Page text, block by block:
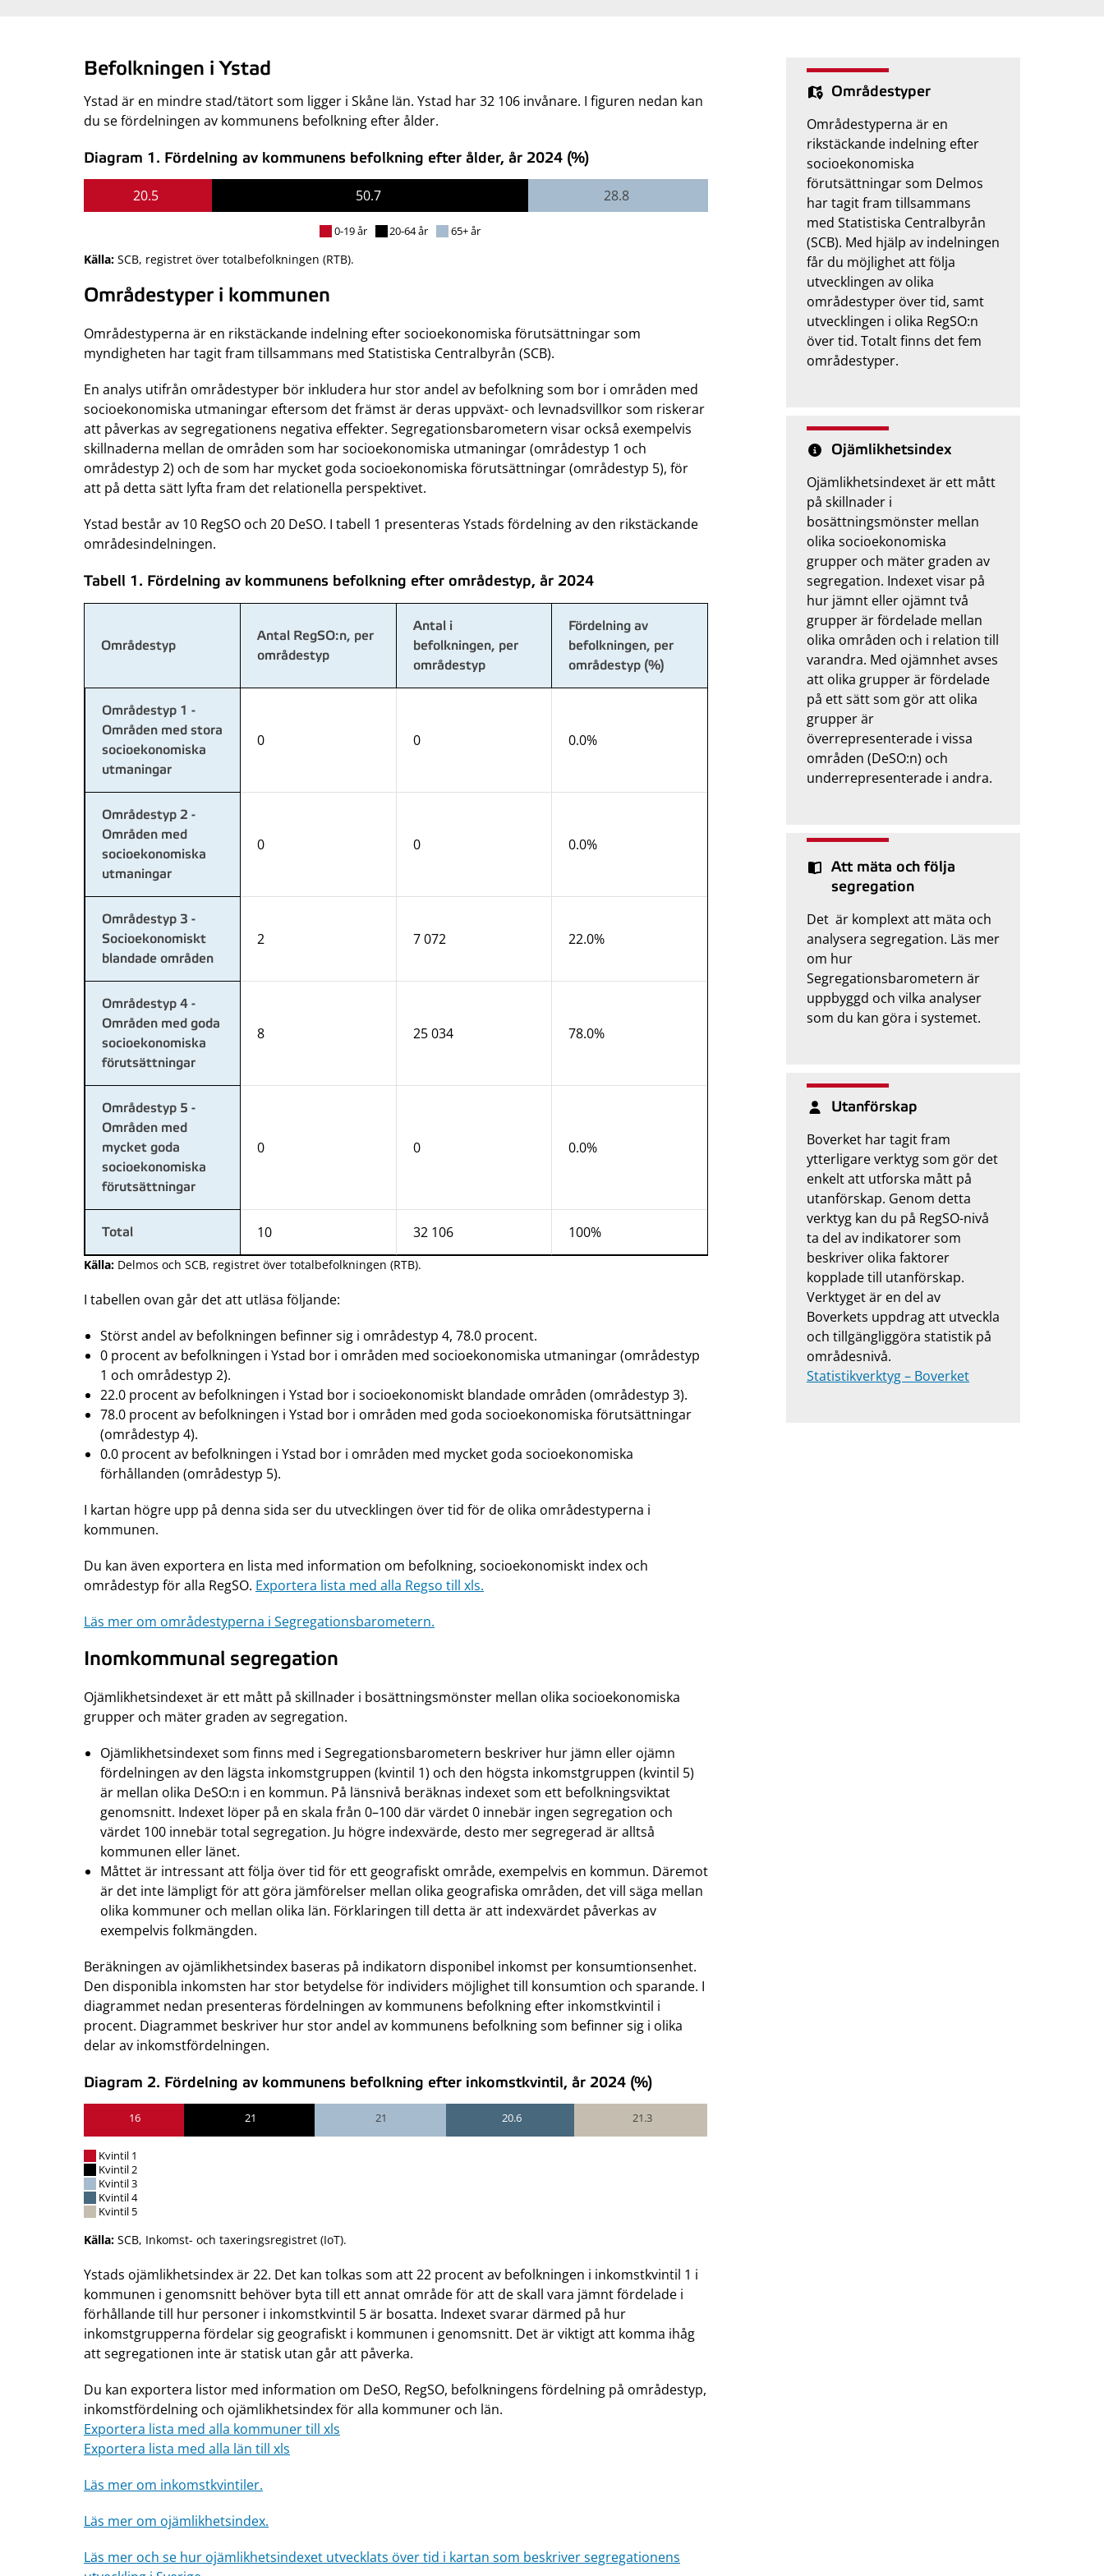
Befolkningen i Ystad
Ystad är en mindre stad/tätort som ligger i Skåne län. Ystad har 32 106 invånare. I figuren nedan kan
du se fördelningen av kommunens befolkning efter ålder.
Diagram 1. Fördelning av kommunens befolkning efter ålder, år 2024 (%)
20.5 50.7 28.8
0-19 år 20-64 år 65+ år
Källa: SCB, registret över totalbefolkningen (RTB).
Områdestyper i kommunen
Områdestyperna är en rikstäckande indelning efter socioekonomiska förutsättningar som
myndigheten har tagit fram tillsammans med Statistiska Centralbyrån (SCB).
En analys utifrån områdestyper bör inkludera hur stor andel av befolkning som bor i områden med
socioekonomiska utmaningar eftersom det främst är deras uppväxt- och levnadsvillkor som riskerar
att påverkas av segregationens negativa effekter. Segregationsbarometern visar också exempelvis
skillnaderna mellan de områden som har socioekonomiska utmaningar (områdestyp 1 och
områdestyp 2) och de som har mycket goda socioekonomiska förutsättningar (områdestyp 5), för
att på detta sätt lyfta fram det relationella perspektivet.
Ystad består av 10 RegSO och 20 DeSO. I tabell 1 presenteras Ystads fördelning av den rikstäckande
områdesindelningen.
Tabell 1. Fördelning av kommunens befolkning efter områdestyp, år 2024
Områdestyp
Antal RegSO:n, per
områdestyp
Antal i
befolkningen, per
områdestyp
Fördelning av
befolkningen, per
områdestyp (%)
Områdestyp 1 -
Områden med stora
socioekonomiska
utmaningar
0 0 0.0%
Områdestyp 2 -
Områden med
socioekonomiska
utmaningar
0 0 0.0%
Områdestyp 3 -
Socioekonomiskt
blandade områden
2 7 072 22.0%
Områdestyp 4 -
Områden med goda
socioekonomiska
förutsättningar
8 25 034 78.0%
Områdestyp 5 -
Områden med
mycket goda
socioekonomiska
förutsättningar
0 0 0.0%
Total 10 32 106 100%
Källa: Delmos och SCB, registret över totalbefolkningen (RTB).
I tabellen ovan går det att utläsa följande:
Störst andel av befolkningen befinner sig i områdestyp 4, 78.0 procent.
0 procent av befolkningen i Ystad bor i områden med socioekonomiska utmaningar (områdestyp
1 och områdestyp 2).
22.0 procent av befolkningen i Ystad bor i socioekonomiskt blandade områden (områdestyp 3).
78.0 procent av befolkningen i Ystad bor i områden med goda socioekonomiska förutsättningar
(områdestyp 4).
0.0 procent av befolkningen i Ystad bor i områden med mycket goda socioekonomiska
förhållanden (områdestyp 5).
I kartan högre upp på denna sida ser du utvecklingen över tid för de olika områdestyperna i
kommunen.
Du kan även exportera en lista med information om befolkning, socioekonomiskt index och
områdestyp för alla RegSO. Exportera lista med alla Regso till xls.
Läs mer om områdestyperna i Segregationsbarometern.
Inomkommunal segregation
Ojämlikhetsindexet är ett mått på skillnader i bosättningsmönster mellan olika socioekonomiska
grupper och mäter graden av segregation.
Ojämlikhetsindexet som finns med i Segregationsbarometern beskriver hur jämn eller ojämn
fördelningen av den lägsta inkomstgruppen (kvintil 1) och den högsta inkomstgruppen (kvintil 5)
är mellan olika DeSO:n i en kommun. På länsnivå beräknas indexet som ett befolkningsviktat
genomsnitt. Indexet löper på en skala från 0–100 där värdet 0 innebär ingen segregation och
värdet 100 innebär total segregation. Ju högre indexvärde, desto mer segregerad är alltså
kommunen eller länet.
Måttet är intressant att följa över tid för ett geografiskt område, exempelvis en kommun. Däremot
är det inte lämpligt för att göra jämförelser mellan olika geografiska områden, det vill säga mellan
olika kommuner och mellan olika län. Förklaringen till detta är att indexvärdet påverkas av
exempelvis folkmängden.
Beräkningen av ojämlikhetsindex baseras på indikatorn disponibel inkomst per konsumtionsenhet.
Den disponibla inkomsten har stor betydelse för individers möjlighet till konsumtion och sparande. I
diagrammet nedan presenteras fördelningen av kommunens befolkning efter inkomstkvintil i
procent. Diagrammet beskriver hur stor andel av kommunens befolkning som befinner sig i olika
delar av inkomstfördelningen.
Diagram 2. Fördelning av kommunens befolkning efter inkomstkvintil, år 2024 (%)
16 21 21 20.6 21.3
Kvintil 1
Kvintil 2
Kvintil 3
Kvintil 4
Kvintil 5
Källa: SCB, Inkomst- och taxeringsregistret (IoT).
Ystads ojämlikhetsindex är 22. Det kan tolkas som att 22 procent av befolkningen i inkomstkvintil 1 i
kommunen i genomsnitt behöver byta till ett annat område för att de skall vara jämnt fördelade i
förhållande till hur personer i inkomstkvintil 5 är bosatta. Indexet svarar därmed på hur
inkomstgrupperna fördelar sig geografiskt i kommunen i genomsnitt. Det är viktigt att komma ihåg
att segregationen inte är statisk utan går att påverka.
Du kan exportera listor med information om DeSO, RegSO, befolkningens fördelning på områdestyp,
inkomstfördelning och ojämlikhetsindex för alla kommuner och län.
Exportera lista med alla kommuner till xls
Exportera lista med alla län till xls
Läs mer om inkomstkvintiler.
Läs mer om ojämlikhetsindex.
Läs mer och se hur ojämlikhetsindexet utvecklats över tid i kartan som beskriver segregationens
Områdestyper
Områdestyperna är en
rikstäckande indelning efter
socioekonomiska
förutsättningar som Delmos
har tagit fram tillsammans
med Statistiska Centralbyrån
(SCB). Med hjälp av indelningen
får du möjlighet att följa
utvecklingen av olika
områdestyper över tid, samt
utvecklingen i olika RegSO:n
över tid. Totalt finns det fem
områdestyper.
Ojämlikhetsindex
Ojämlikhetsindexet är ett mått
på skillnader i
bosättningsmönster mellan
olika socioekonomiska
grupper och mäter graden av
segregation. Indexet visar på
hur jämnt eller ojämnt två
grupper är fördelade mellan
olika områden och i relation till
varandra. Med ojämnhet avses
att olika grupper är fördelade
på ett sätt som gör att olika
grupper är
överrepresenterade i vissa
områden (DeSO:n) och
underrepresenterade i andra.
Att mäta och följa
segregation
Det är komplext att mäta och
analysera segregation. Läs mer
om hur
Segregationsbarometern är
uppbyggd och vilka analyser
som du kan göra i systemet.
Utanförskap
Boverket har tagit fram
ytterligare verktyg som gör det
enkelt att utforska mått på
utanförskap. Genom detta
verktyg kan du på RegSO-nivå
ta del av indikatorer som
beskriver olika faktorer
kopplade till utanförskap.
Verktyget är en del av
Boverkets uppdrag att utveckla
och tillgängliggöra statistik på
områdesnivå.
Statistikverktyg – Boverket